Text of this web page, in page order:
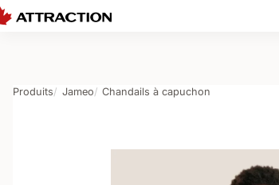
Produits Jameo Chandails à capuchon